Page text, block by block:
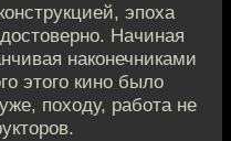
эпоха
Начиная
наконечниками
этого кино было
походу, работа не